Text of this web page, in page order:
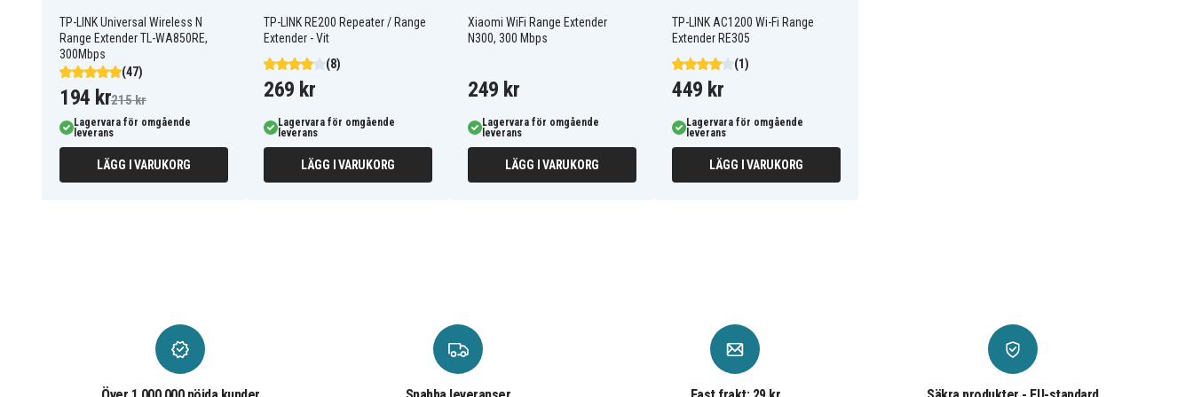
TP-LINK Universal Wireless N
Range Extender TL-WA850RE,
300Mbps
(47)
194 kr215 kr
Lagervara för omgående
leverans
LÄGG I VARUKORG
TP-LINK RE200 Repeater / Range
Extender - Vit
(8)
269 kr
Lagervara för omgående
leverans
LÄGG I VARUKORG
Xiaomi WiFi Range Extender
N300, 300 Mbps
249 kr
Lagervara för omgående
leverans
LÄGG I VARUKORG
TP-LINK AC1200 Wi-Fi Range
Extender RE305
(1)
449 kr
Lagervara för omgående
leverans
LÄGG I VARUKORG